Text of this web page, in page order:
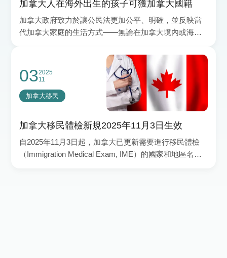
加拿大人在海外出生的孩子可獲加拿大國籍
加拿大政府致力於讓公民法更加公平、明確，並反映當
代加拿大家庭的生活方式——無論在加拿大境內或海
032025
11
加拿大移民
加拿大移民體檢新規2025年11月3日生效
自2025年11月3日起，加拿大已更新需要進行移民體檢
（Immigration Medical Exam, IME）的國家和地區名